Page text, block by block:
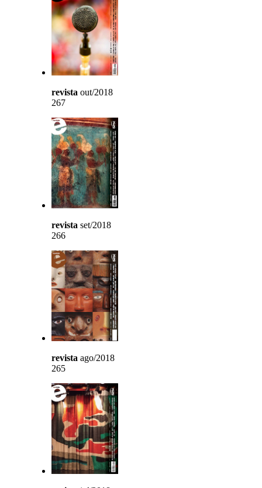
revista out/2018
267
revista set/2018
266
revista ago/2018
265